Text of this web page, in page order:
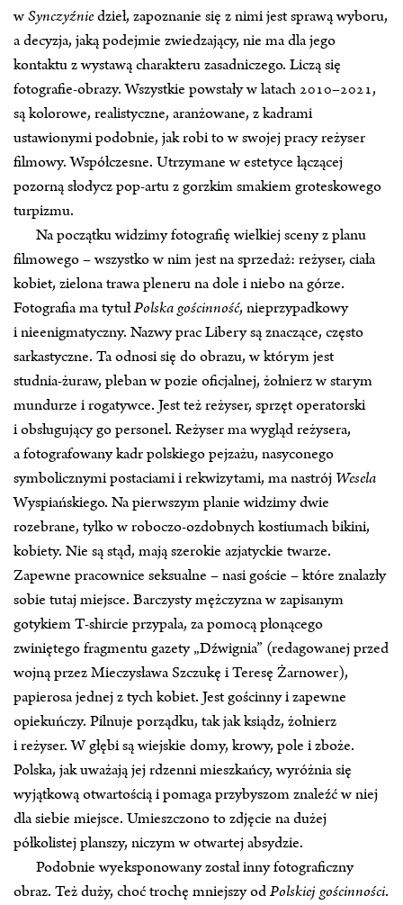
wSynczyźniedzieł, zapoznanie się z nimi jest sprawą wyboru,
a decyzja, jaką podejmie zwiedzający, nie ma dla jego
kontaktu z wystawą charakteru zasadniczego. Liczą się
fotografie‑obrazy. Wszystkie powstały w latach 2010–2021,
są kolorowe, realistyczne, aranżowane, z kadrami
ustawionymi podobnie, jak robi to w swojej pracy reżyser
filmowy. Współczesne. Utrzymane w estetyce łączącej
pozorną słodycz pop‑artu z gorzkim smakiem groteskowego
turpizmu.
Na początku widzimy fotografię wielkiej sceny z planu
filmowego – wszystko w nim jest na sprzedaż: reżyser, ciała
kobiet, zielona trawa pleneru na dole i niebo na górze.
Fotografia ma tytułPolska gościnność, nieprzypadkowy
i nieenigmatyczny. Nazwy prac Libery są znaczące, często
sarkastyczne. Ta odnosi się do obrazu, w którym jest
studnia‑żuraw, pleban w pozie oficjalnej, żołnierz w starym
mundurze i rogatywce. Jest też reżyser, sprzęt operatorski
i obsługujący go personel. Reżyser ma wygląd reżysera,
a fotografowany kadr polskiego pejzażu, nasyconego
symbolicznymi postaciami i rekwizytami, ma nastrój Wesela
Wyspiańskiego. Na pierwszym planie widzimy dwie
rozebrane, tylko w roboczo‑ozdobnych kostiumach bikini,
kobiety. Nie są stąd, mają szerokie azjatyckie twarze.
Zapewne pracownice seksualne – nasi goście – które znalazły
sobie tutaj miejsce. Barczysty mężczyzna w zapisanym
gotykiem T‑shircie przypala, za pomocą płonącego
zwiniętego fragmentu gazety „Dźwignia” (redagowanej przed
wojną przez Mieczysława Szczukę i Teresę Żarnower),
papierosa jednej z tych kobiet. Jest gościnny i zapewne
opiekuńczy. Pilnuje porządku, tak jak ksiądz, żołnierz
i reżyser. W głębi są wiejskie domy, krowy, pole i zboże.
Polska, jak uważają jej rdzenni mieszkańcy, wyróżnia się
wyjątkową otwartością i pomaga przybyszom znaleźć w niej
dla siebie miejsce. Umieszczono to zdjęcie na dużej
półkolistej planszy, niczym w otwartej absydzie.
Podobnie wyeksponowany został inny fotograficzny
obraz. Też duży, choć trochę mniejszy odPolskiej gościnności.